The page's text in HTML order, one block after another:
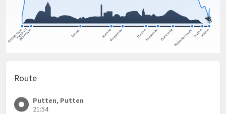
Route
Putten, Putten
21:54